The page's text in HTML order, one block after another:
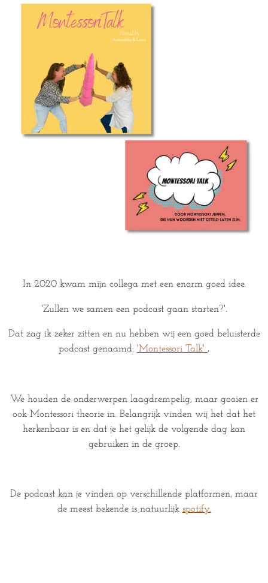
In 2020 kwam mijn collega met een enorm goed idee.
'Zullen we samen een podcast gaan starten?'.
Dat zag ik zeker zitten en nu hebben wij een goed beluisterde
podcast genaamd: 'Montessori Talk' .
We houden de onderwerpen laagdrempelig, maar gooien er
ook Montessori theorie in. Belangrijk vinden wij het dat het
herkenbaar is en dat je het gelijk de volgende dag kan
gebruiken in de groep.
De podcast kan je vinden op verschillende platformen, maar
de meest bekende is natuurlijk spotify.